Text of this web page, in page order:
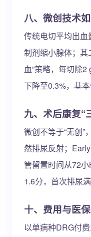
八、微创技术
传统电切平均出
制剂缩小腺体；其
血”策略，每切除
下降至0.3%，基
九、术后康复“
微创不等于“无创
然排尿反射；
管留置时间从72
1.6分，首次排尿
十、费用与医
以单病种DRG付